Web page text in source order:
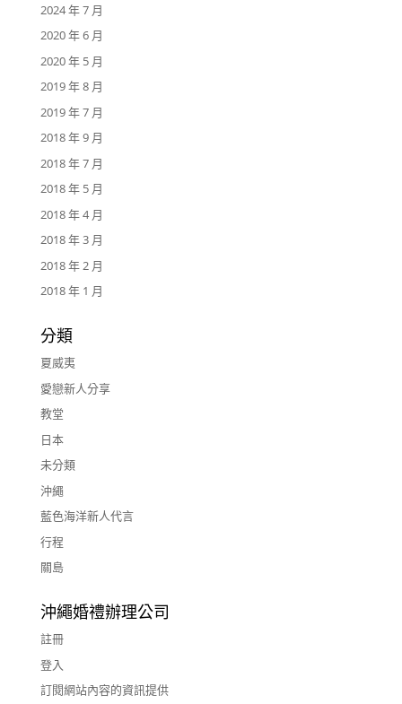
2024 年 7 月
2020 年 6 月
2020 年 5 月
2019 年 8 月
2019 年 7 月
2018 年 9 月
2018 年 7 月
2018 年 5 月
2018 年 4 月
2018 年 3 月
2018 年 2 月
2018 年 1 月
分類
夏威夷
愛戀新人分享
教堂
日本
未分類
沖繩
藍色海洋新人代言
行程
關島
沖繩婚禮辦理公司
註冊
登入
訂閱網站內容的資訊提供